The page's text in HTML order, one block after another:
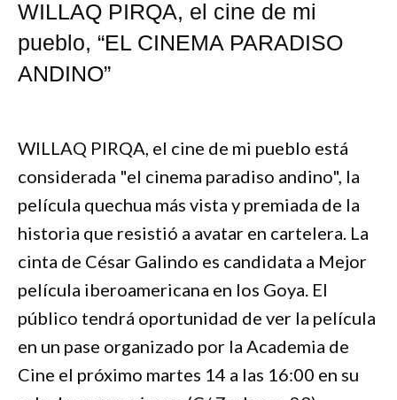
WILLAQ PIRQA, el cine de mi
pueblo, “EL CINEMA PARADISO
ANDINO”
WILLAQ PIRQA, el cine de mi pueblo está
considerada "el cinema paradiso andino", la
película quechua más vista y premiada de la
historia que resistió a avatar en cartelera. La
cinta de César Galindo es candidata a Mejor
película iberoamericana en los Goya. El
público tendrá oportunidad de ver la película
en un pase organizado por la Academia de
Cine el próximo martes 14 a las 16:00 en su